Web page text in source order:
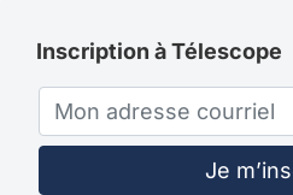
Inscription à Télescope